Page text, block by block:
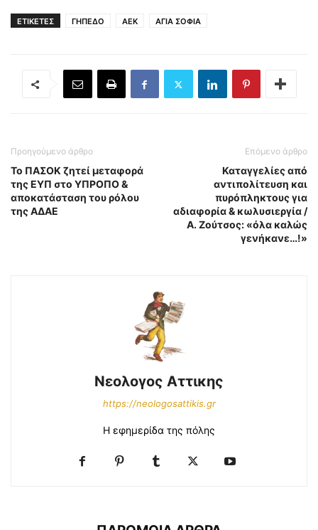
ΕΤΙΚΕΤΕΣ ΓΗΠΕΔΟ ΑΕΚ ΑΓΙΑ ΣΟΦΙΑ
Προηγούμενο άρθρο
Το ΠΑΣΟΚ ζητεί μεταφορά
της ΕΥΠ στο ΥΠΡΟΠΟ &
αποκατάσταση του ρόλου
της ΑΔΑΕ
Επόμενο άρθρο
Καταγγελίες από
αντιπολίτευση και
πυρόπληκτους για
αδιαφορία & κωλυσιεργία /
Α. Ζούτσος: «όλα καλώς
γενήκανε…!»
Νεολογος Αττικης
https://neologosattikis.gr
Η εφημερίδα της πόλης